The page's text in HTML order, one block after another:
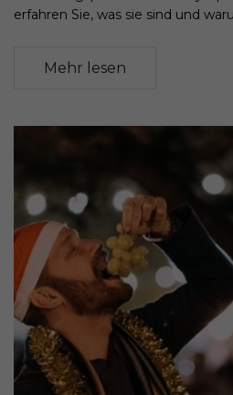
erfahren Sie, was sie sind und
Mehr lesen